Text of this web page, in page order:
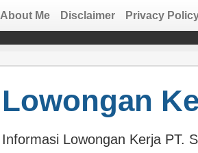
About Me Disclaimer Privacy
Lowongan
Informasi Lowongan Kerja PT.